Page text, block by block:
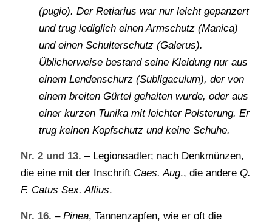
(pugio). Der Retiarius war nur leicht gepanzert
und trug lediglich einen Armschutz (Manica)
und einen Schulterschutz (Galerus).
Üblicherweise bestand seine Kleidung nur aus
einem Lendenschurz (Subligaculum), der von
einem breiten Gürtel gehalten wurde, oder aus
einer kurzen Tunika mit leichter Polsterung. Er
trug keinen Kopfschutz und keine Schuhe.
Nr. 2 und 13. – Legionsadler; nach Denkmünzen,
die eine mit der Inschrift Caes. Aug., die andere Q.
F. Catus Sex. Allius.
Nr. 16. – Pinea, Tannenzapfen, wie er oft die